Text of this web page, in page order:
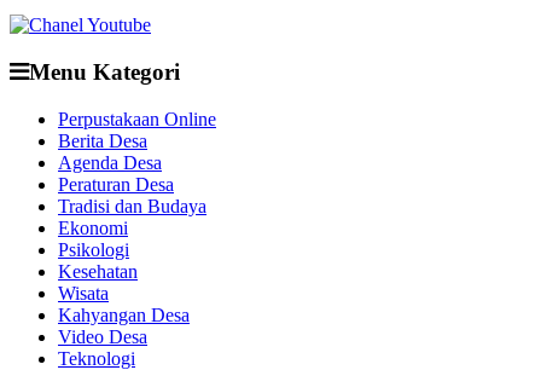
Menu Kategori
Perpustakaan Online
Berita Desa
Agenda Desa
Peraturan Desa
Tradisi dan Budaya
Ekonomi
Psikologi
Kesehatan
Wisata
Kahyangan Desa
Video Desa
Teknologi